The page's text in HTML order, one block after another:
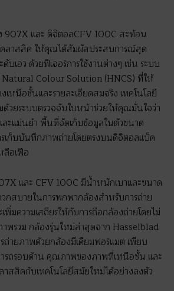
907X และ ดิจิตอลCFV 100C สะท้อน
ลาสสิค ให้คุณได้สัมผัสประสบการณ์สุด
บเอว ด้วยฟีเจอร์การใช้งานต่างๆ เช่น ระบบ
Colour Solution (HNCS) ที่ให้
หนือชั้นและรายละเอียดสมจริง เทคโนโลยี
วยระบบตรวจจับใบหน้าช่วยให้คุณมั่นใจว่า
ะแม่นยำ พื้นที่จัดเก็บข้อมูลในตัวขนาด
รเก็บบันทึกภาพถ่ายโดยตรงบนดิจิตอลแบ็ค
ลือเฟือ
และ CFV 100C มีน้ำหนักเบาและขนาด
กสบายในการพกพากล้องสำหรับการถ่าย
พิ่มความเสถียรให้กับการถือกล้องถ่ายโดยไม่
าพรวม กล้องรุ่นใหม่ล่าสุดจาก Hasselblad
ถ่ายภาพด้วยกล้องมีเดียมฟอร์แมต เพียบ
รถรอบด้าน คุณภาพของภาพที่เหนือชั้น และ
สสิคกับเทคโนโลยีสมัยใหม่ได้อย่างลงตัว